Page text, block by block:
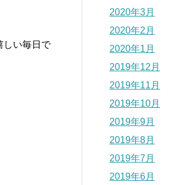
しい毎日で
2020年3月
2020年2月
2020年1月
2019年12月
2019年11月
2019年10月
2019年9月
2019年8月
2019年7月
2019年6月